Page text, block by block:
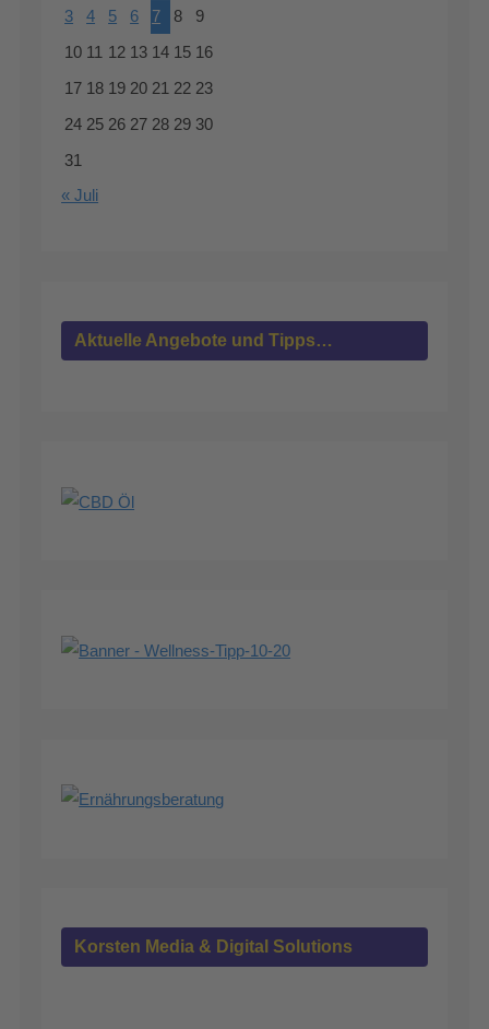
3 4 5 6 7 8 9
10 11 12 13 14 15 16
17 18 19 20 21 22 23
24 25 26 27 28 29 30
31
« Juli
Aktuelle Angebote und Tipps…
Korsten Media & Digital Solutions